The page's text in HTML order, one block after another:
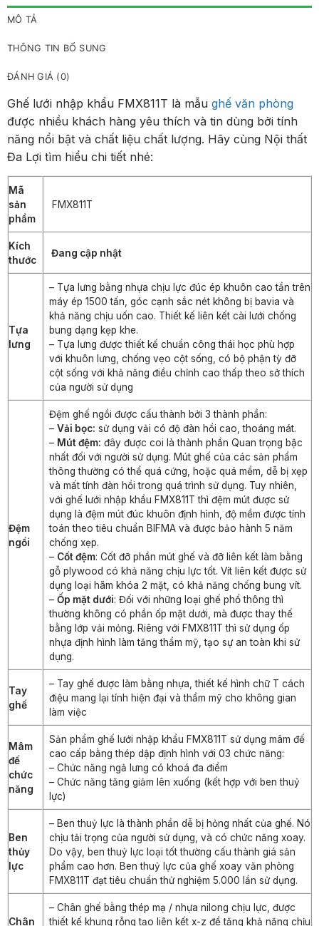
MÔ TẢ
THÔNG TIN BỔ SUNG
ĐÁNH GIÁ (0)
Ghế lưới nhập khẩu FMX811T là mẫu ghế văn phòng
được nhiều khách hàng yêu thích và tin dùng bởi tính
năng nổi bật và chất liệu chất lượng. Hãy cùng Nội thất
Đa Lợi tìm hiểu chi tiết nhé:
Mã
sản
phẩm
FMX811T
Kích
thước
Đang cập nhật
Tựa
lưng
– Tựa lưng bằng nhựa chịu lực đúc ép khuôn cao tần trên
máy ép 1500 tấn, góc cạnh sắc nét không bị bavia và
khả năng chịu uốn cao. Thiết kế liên kết cài lưới chống
bung dạng kẹp khe.
– Tựa lưng được thiết kế chuẩn công thái học phù hợp
với khuôn lưng, chống vẹo cột sống, có bộ phận tỳ đỡ
cột sống với khả năng điều chỉnh cao thấp theo sở thích
của người sử dụng
Đệm
ngồi
Đệm ghế ngồi được cấu thành bởi 3 thành phần:
– Vải bọc: sử dụng vải có độ đàn hồi cao, thoáng mát.
– Mút đệm: đây được coi là thành phần Quan trọng bậc
nhất đối với người sử dụng. Mút ghế của các sản phẩm
thông thường có thể quá cứng, hoặc quá mềm, dễ bị xẹp
và mất tính đàn hồi trong quá trình sử dụng. Tuy nhiên,
với ghế lưới nhập khẩu FMX811T thì đệm mút được sử
dụng là đệm mút đúc khuôn định hình, độ mềm được tính
toán theo tiêu chuẩn BIFMA và được bảo hành 5 năm
chống xẹp.
– Cốt đệm: Cốt đỡ phần mút ghế và đỡ liên kết làm bằng
gỗ plywood có khả năng chịu lực tốt. Vít liên kết được sử
dụng loại hãm khóa 2 mặt, có khả năng chống bung vít.
– Ốp mặt dưới: Đối với những loại ghế phổ thông thì
thường không có phần ốp mặt dưới, mà được thay thế
bằng lớp vải mỏng. Riêng với FMX811T thì sử dụng ốp
nhựa định hình làm tăng thẩm mỹ, tạo sự an toàn khi sử
dụng.
Tay
ghế
– Tay ghế được làm bằng nhựa, thiết kế hình chữ T cách
điệu mang lại tính hiện đại và thẩm mỹ cho không gian
làm việc
Mâm
đế
chức
năng
Sản phẩm ghế lưới nhập khẩu FMX811T sử dụng mâm đế
cao cấp bằng thép dập định hình với 03 chức năng:
– Chức năng ngả lưng có khoá đa điểm
– Chức năng tăng giảm lên xuống (kết hợp với ben thuỷ
lực)
Ben
thủy
lực
– Ben thuỷ lực là thành phần dễ bị hỏng nhất của ghế. Nó
chịu tải trọng của người sử dụng, và có chức năng xoay.
Do vậy, ben thuỷ lực loại tốt thường cấu thành giá sản
phẩm cao hơn. Ben thuỷ lực của ghế xoay văn phòng
FMX811T đạt tiêu chuẩn thử nghiệm 5.000 lần sử dụng.
Chân
– Chân ghế bằng thép mạ / nhựa nilong chịu lực, được
thiết kế khung rỗng tạo liên kết x-z để tăng khả năng chịu